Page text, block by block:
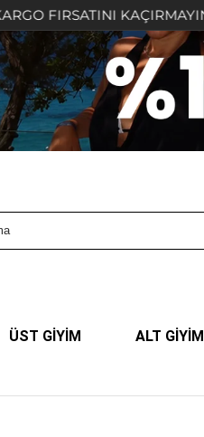
KAÇIRMAYIN! 🤍
ÜST GİYİM ALT GİYİM